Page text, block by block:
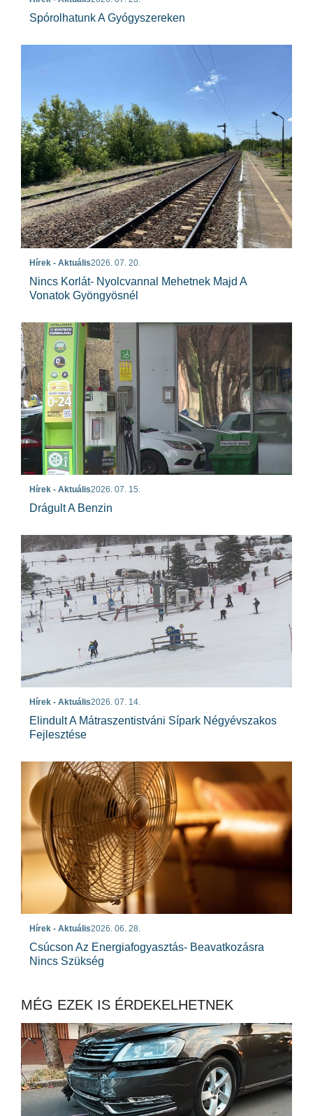
Spórolhatunk A Gyógyszereken
Hírek - Aktuális2026. 07. 20.
Nincs Korlát- Nyolcvannal Mehetnek Majd A
Vonatok Gyöngyösnél
Hírek - Aktuális2026. 07. 15.
Drágult A Benzin
Hírek - Aktuális2026. 07. 14.
Elindult A Mátraszentistváni Sípark Négyévszakos
Fejlesztése
Hírek - Aktuális2026. 06. 28.
Csúcson Az Energiafogyasztás- Beavatkozásra
Nincs Szükség
MÉG EZEK IS ÉRDEKELHETNEK